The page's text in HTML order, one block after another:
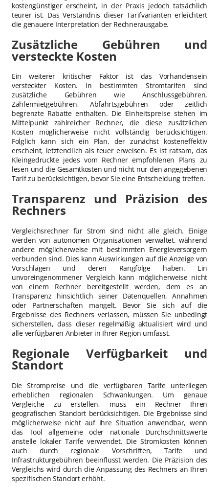
kostengünstiger erscheint, in der Praxis jedoch tatsächlich
teurer ist. Das Verständnis dieser Tarifvarianten erleichtert
die genauere Interpretation der Rechnerausgabe.
Zusätzliche Gebühren und
versteckte Kosten
Ein weiterer kritischer Faktor ist das Vorhandensein
versteckter Kosten. In bestimmten Stromtarifen sind
zusätzliche Gebühren wie Anschlussgebühren,
Zählermietgebühren, Abfahrtsgebühren oder zeitlich
begrenzte Rabatte enthalten. Die Einheitspreise stehen im
Mittelpunkt zahlreicher Rechner, die diese zusätzlichen
Kosten möglicherweise nicht vollständig berücksichtigen.
Folglich kann sich ein Plan, der zunächst kosteneffektiv
erscheint, letztendlich als teuer erweisen. Es ist ratsam, das
Kleingedruckte jedes vom Rechner empfohlenen Plans zu
lesen und die Gesamtkosten und nicht nur den angegebenen
Tarif zu berücksichtigen, bevor Sie eine Entscheidung treffen.
Transparenz und Präzision des
Rechners
Vergleichsrechner für Strom sind nicht alle gleich. Einige
werden von autonomen Organisationen verwaltet, während
andere möglicherweise mit bestimmten Energieversorgern
verbunden sind. Dies kann Auswirkungen auf die Anzeige von
Vorschlägen und deren Rangfolge haben. Ein
unvoreingenommener Vergleich kann möglicherweise nicht
von einem Rechner bereitgestellt werden, dem es an
Transparenz hinsichtlich seiner Datenquellen, Annahmen
oder Partnerschaften mangelt. Bevor Sie sich auf die
Ergebnisse des Rechners verlassen, müssen Sie unbedingt
sicherstellen, dass dieser regelmäßig aktualisiert wird und
alle verfügbaren Anbieter in Ihrer Region umfasst.
Regionale Verfügbarkeit und
Standort
Die Strompreise und die verfügbaren Tarife unterliegen
erheblichen regionalen Schwankungen. Um genaue
Vergleiche zu erstellen, muss ein Rechner Ihren
geografischen Standort berücksichtigen. Die Ergebnisse sind
möglicherweise nicht auf Ihre Situation anwendbar, wenn
das Tool allgemeine oder nationale Durchschnittswerte
anstelle lokaler Tarife verwendet. Die Stromkosten können
auch durch regionale Vorschriften, Tarife und
Infrastrukturgebühren beeinflusst werden. Die Präzision des
Vergleichs wird durch die Anpassung des Rechners an Ihren
spezifischen Standort erhöht.